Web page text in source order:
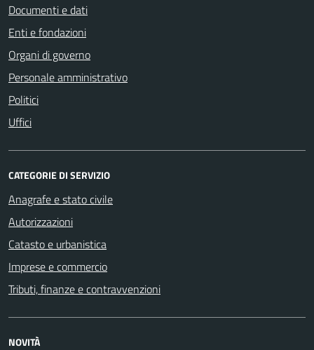
Documenti e dati
Enti e fondazioni
Organi di governo
Personale amministrativo
Politici
Uffici
CATEGORIE DI SERVIZIO
Anagrafe e stato civile
Autorizzazioni
Catasto e urbanistica
Imprese e commercio
Tributi, finanze e contravvenzioni
NOVITÀ